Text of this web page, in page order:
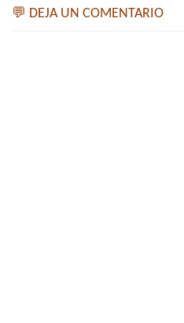
💬 DEJA UN COMENTARIO